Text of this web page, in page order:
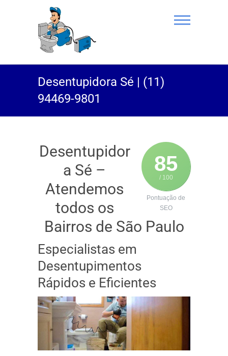
(11) 94469-
9801 |
Rei do Esgoto
Desentupidora Sé | (11)
94469-9801
85
/ 100
Pontuação de
SEO
Desentupidor
a Sé –
Atendemos
todos os
Bairros de São Paulo
Especialistas em
Desentupimentos
Rápidos e Eficientes